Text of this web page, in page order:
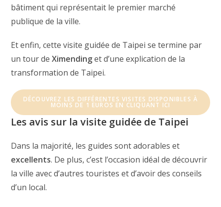
bâtiment qui représentait le premier marché
publique de la ville.
Et enfin, cette visite guidée de Taipei se termine par
un tour deXimendinget d’une explication de la
transformation de Taipei.
DÉCOUVREZ LES DIFFÉRENTES VISITES DISPONIBLES À
MOINS DE 1 EUROS EN CLIQUANT ICI
Les avis sur la visite guidée de Taipei
Dans la majorité, les guides sont adorables et
excellents. De plus, c’est l’occasion idéal de découvrir
la ville avec d’autres touristes et d’avoir des conseils
d’un local.